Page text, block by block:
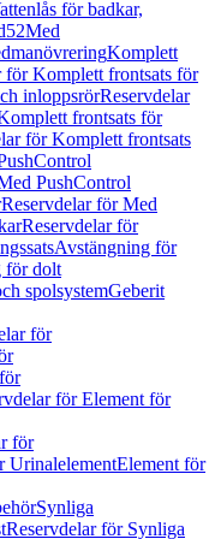
för badkar,
Med
Komplett
för Komplett frontsats för
inloppsrörReservdelar
frontsats för
för Komplett frontsats
PushControl
Reservdelar för Med
Reservdelar för
Avstängning för
för dolt
spolsystemGeberit
för
för Element för
för
UrinalelementElement för
Synliga
Reservdelar för Synliga